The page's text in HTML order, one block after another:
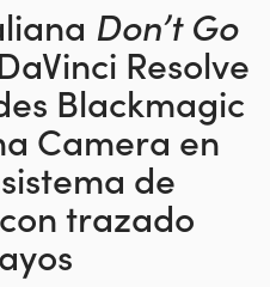
Don’t Go
Resolve
Blackmagic
Camera en
de
trazado